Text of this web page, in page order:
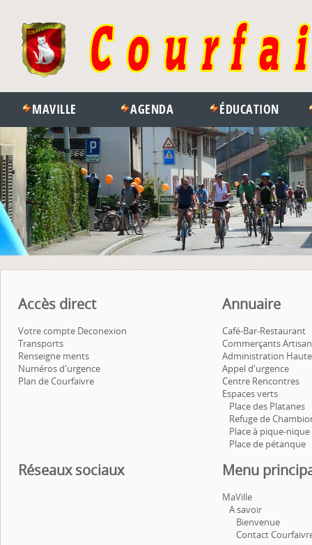
MAVILLE AGENDA ÉDUCATION
Accès direct
Votre compte Deconexion
Transports
Renseigne ments
Numéros d'urgence
Plan de Courfaivre
Annuaire
Café-Bar-Restaurant
Commerçants
Administration
Appel d'urgence
Centre Rencontres
Espaces verts
Place des Platanes
Refuge de
Place à pique-
Place de pétanque
Réseaux sociaux Menu
MaVille
A savoir
Bienvenue
Contact